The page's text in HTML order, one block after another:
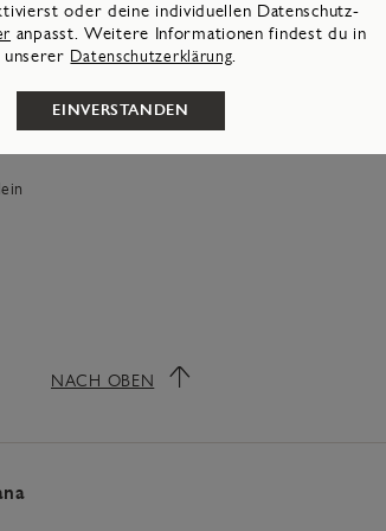
NACH OBEN
oder deine individuellen Datenschutz-
anpasst. Weitere Informationen findest du in
unserer Datenschutzerklärung.
EINVERSTANDEN